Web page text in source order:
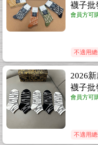
襪子批
會員方可
不適用
2026
襪子批
會員方可
不適用